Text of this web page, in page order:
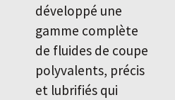
développé une
gamme complète
de fluides de coupe
polyvalents, précis
et lubrifiés qui